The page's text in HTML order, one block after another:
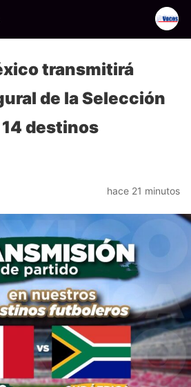
transmitirá
de la Selección
destinos
hace 21 minutos